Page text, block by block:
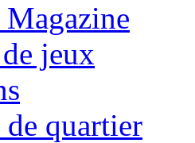
jeux
quartier